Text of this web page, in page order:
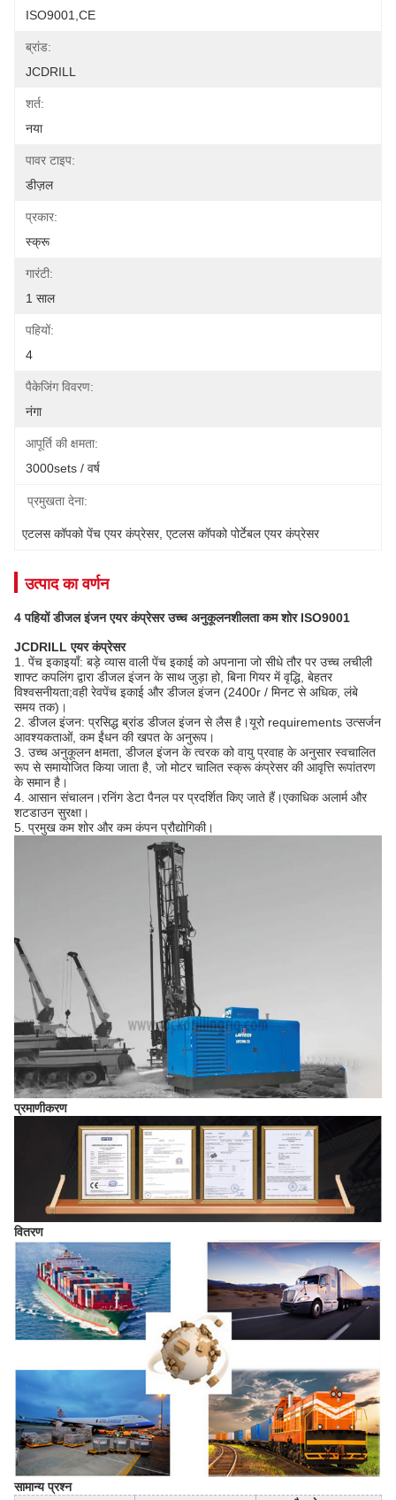
ISO9001,CE
ब्रांड:
JCDRILL
शर्त:
नया
पावर टाइप:
डीज़ल
प्रकार:
स्क्रू
गारंटी:
1 साल
पहियों:
4
पैकेजिंग विवरण:
नंगा
आपूर्ति की क्षमता:
3000sets / वर्ष
प्रमुखता देना:
एटलस कॉपको पेंच एयर कंप्रेसर, एटलस कॉपको पोर्टेबल एयर कंप्रेसर
उत्पाद का वर्णन
4 पहियों डीजल इंजन एयर कंप्रेसर उच्च अनुकूलनशीलता कम शोर ISO9001
JCDRILL एयर कंप्रेसर
1. पेंच इकाइयाँ: बड़े व्यास वाली पेंच इकाई को अपनाना जो सीधे तौर पर उच्च लचीली
शाफ्ट कपलिंग द्वारा डीजल इंजन के साथ जुड़ा हो, बिना गियर में वृद्धि, बेहतर
विश्वसनीयता;वही रेवपेंच इकाई और डीजल इंजन (2400r / मिनट से अधिक, लंबे
समय तक)।
2. डीजल इंजन: प्रसिद्ध ब्रांड डीजल इंजन से लैस है।यूरो requirements उत्सर्जन
आवश्यकताओं, कम ईंधन की खपत के अनुरूप।
3. उच्च अनुकूलन क्षमता, डीजल इंजन के त्वरक को वायु प्रवाह के अनुसार स्वचालित
रूप से समायोजित किया जाता है, जो मोटर चालित स्क्रू कंप्रेसर की आवृत्ति रूपांतरण
के समान है।
4. आसान संचालन।रनिंग डेटा पैनल पर प्रदर्शित किए जाते हैं।एकाधिक अलार्म और
शटडाउन सुरक्षा।
5. प्रमुख कम शोर और कम कंपन प्रौद्योगिकी।
प्रमाणीकरण
वितरण
सामान्य प्रश्न